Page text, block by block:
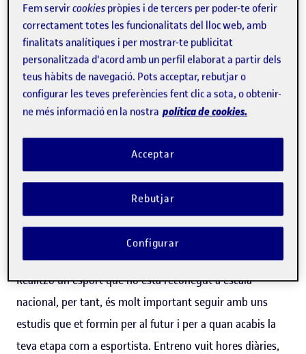
de competicióproporcionant-los un tutor de suport i
adaptacions acadèmiques perquè puguin compaginar els
estudis amb els entrenaments i les competicions. En la
seva carrera esportiva, Maia va aconseguir el 2023 la
medalla de bronze amb l'equip espanyol als Jocs
Mundials Universitaris celebrats a la Xina, una meta que
descriu com la seva "millor experiència" com a gimnasta.
El seu pròxim repte esportiu és el de classificar-se per als
Jocs Olímpics de París 2024.
grau? I per què a la UOC?
Realitzo un esport que no està reconegut a escala
nacional, per tant, és molt important seguir amb uns
estudis que et formin per al futur i per a quan acabis la
teva etapa com a esportista. Entreno vuit hores diàries,
Fem servircookies pròpies i de tercers per poder-te oferir
correctament totes les funcionalitats del lloc web, amb
finalitats analítiques i per mostrar-te publicitat
personalitzada d'acord amb un perfil elaborat a partir dels
teus hàbits de navegació. Pots acceptar, rebutjar o
configurar les teves preferències fent clic a sota, o obtenir-
ne més informació en la nostra política de cookies.
Rebutjar
Acceptar
Configurar